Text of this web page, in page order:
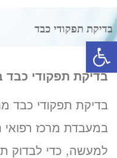
פתח סרגל נגישות
בדיקת תפקודי
בדיקת תפקודי כבד
במעבדת מרכז
למעשה, כדי לבדוק